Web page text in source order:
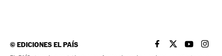
©EDICIONES EL PAÍS EL PAÍS BRASIL EN
EL PAÍSEL PAÍS
EL